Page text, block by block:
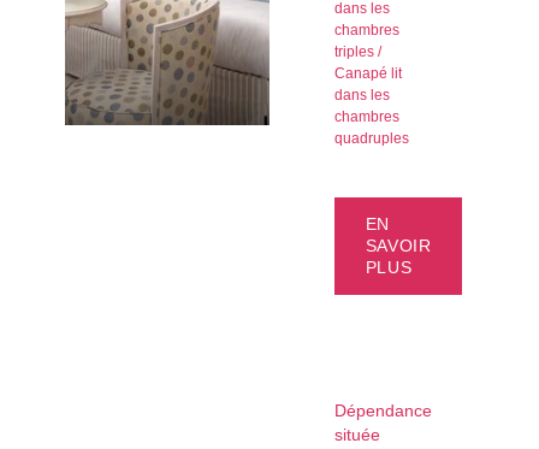
dans les
chambres
triples /
Canapé lit
dans les
chambres
quadruples
EN
SAVOIR
PLUS
Dépendance
située